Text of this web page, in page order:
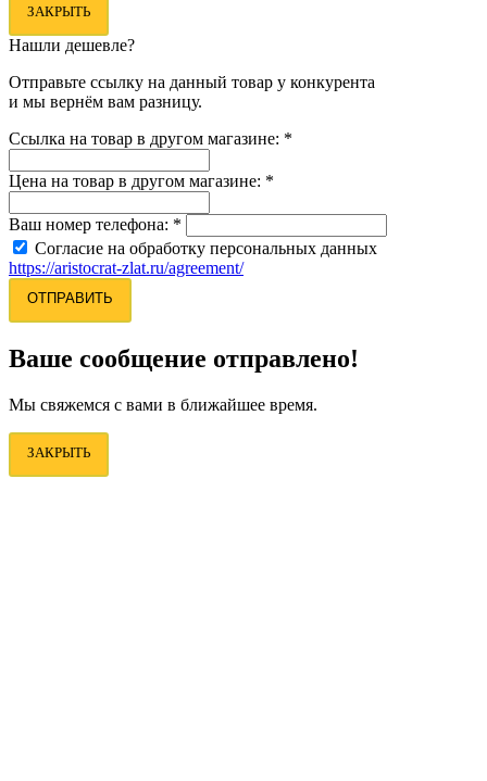
ЗАКРЫТЬ
Нашли дешевле?
Отправьте ссылку на данный товар у конкурента
и мы вернём вам разницу.
Ссылка на товар в другом магазине: *
Цена на товар в другом магазине: *
Ваш номер телефона: *
Согласие на обработку персональных данных
https://aristocrat-zlat.ru/agreement/
ОТПРАВИТЬ
Ваше сообщение отправлено!
Мы свяжемся с вами в ближайшее время.
ЗАКРЫТЬ